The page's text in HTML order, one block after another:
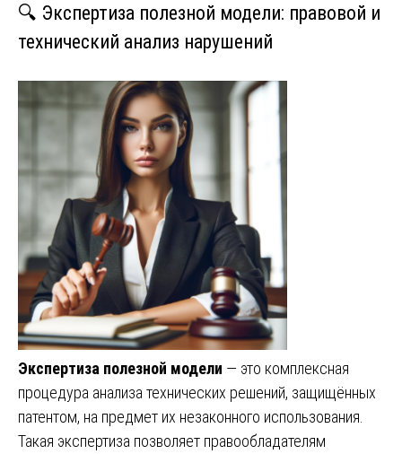
🔍 Экспертиза полезной модели: правовой и
технический анализ нарушений
Экспертиза полезной модели — это комплексная
процедура анализа технических решений, защищённых
патентом, на предмет их незаконного использования.
Такая экспертиза позволяет правообладателям